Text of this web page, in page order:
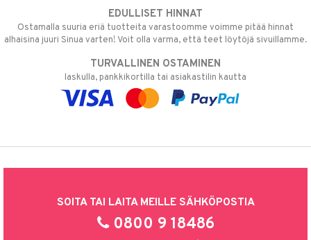
EDULLISET HINNAT
Ostamalla suuria eriä tuotteita varastoomme voimme pitää hinnat
alhaisina juuri Sinua varten! Voit olla varma, että teet löytöjä sivuillamme.
TURVALLINEN OSTAMINEN
laskulla, pankkikortilla tai asiakastilin kautta
SOITA TAI LAITA MEILLE SÄHKÖPOSTIA
0800 9 18486